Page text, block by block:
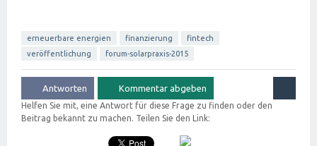
erneuerbare energien finanzierung
fintech
veröffentlichung
forum-solarpraxis-2015
Helfen Sie mit, eine Antwort für diese Frage zu finden oder den
Beitrag bekannt zu machen. Teilen Sie den Link: